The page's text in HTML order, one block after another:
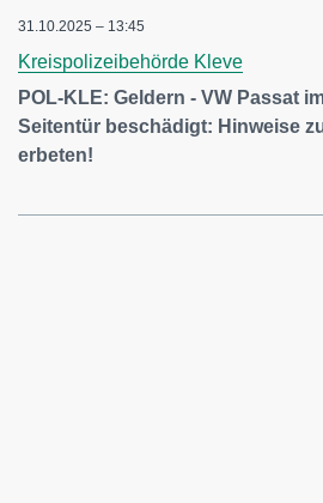
31.10.2025 – 13:45
Kreispolizeibehörde Kleve
POL-KLE: Geldern - VW Passat
Seitentür beschädigt: Hinweise
erbeten!